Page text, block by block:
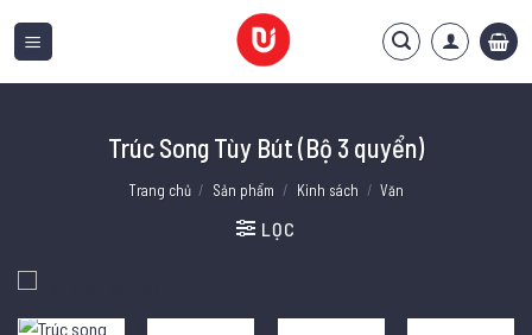
qua
Trúc Song Tùy Bút (Bộ 3 quyển)
Trang chủ / Sản phẩm / Kinh sách / Văn
LỌC